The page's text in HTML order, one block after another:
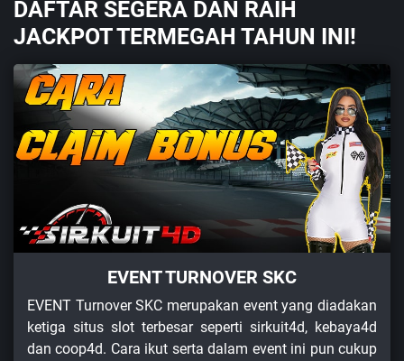
DAFTAR SEGERA DAN RAIH
JACKPOT TERMEGAH TAHUN INI!
EVENT TURNOVER SKC
EVENT Turnover SKC merupakan event yang diadakan
ketiga situs slot terbesar seperti sirkuit4d, kebaya4d
dan coop4d. Cara ikut serta dalam event ini pun cukup